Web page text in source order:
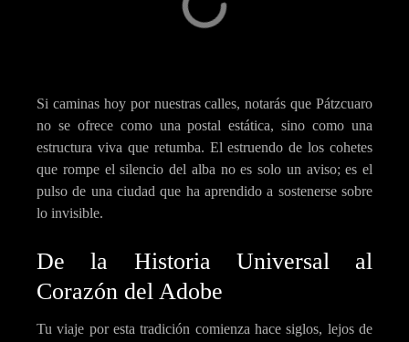
Si caminas hoy por nuestras calles, notarás que Pátzcuaro
no se ofrece como una postal estática, sino como una
estructura viva que retumba. El estruendo de los cohetes
que rompe el silencio del alba no es solo un aviso; es el
pulso de una ciudad que ha aprendido a sostenerse sobre
lo invisible.
De la Historia Universal al
Corazón del Adobe
Tu viaje por esta tradición comienza hace siglos, lejos de